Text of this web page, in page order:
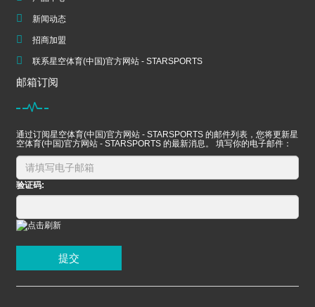
新闻动态
招商加盟
联系星空体育(中国)官方网站 - STARSPORTS
邮箱订阅
通过订阅星空体育(中国)官方网站 - STARSPORTS 的邮件列表，您将更新星
空体育(中国)官方网站 - STARSPORTS 的最新消息。 填写你的电子邮件：
验证码:
提交